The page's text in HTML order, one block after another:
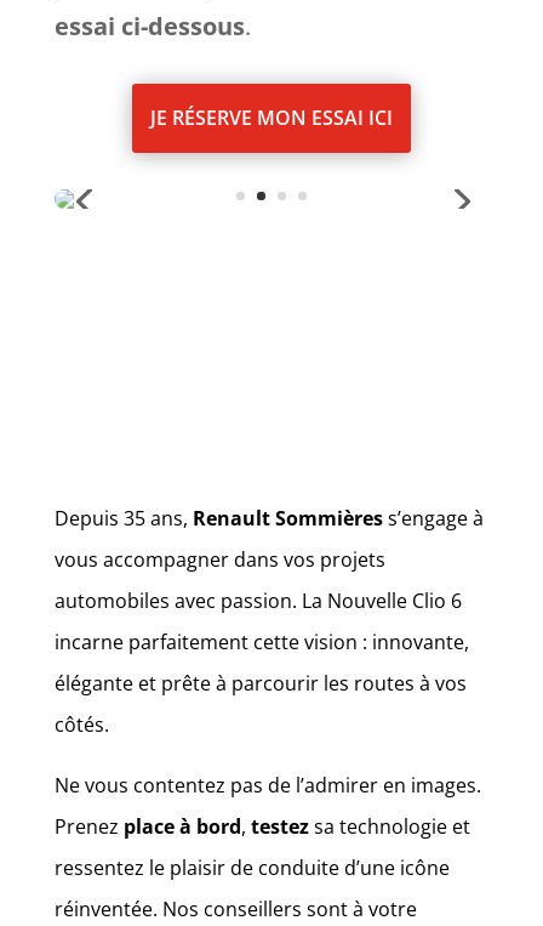
essai ci-dessous.
JE RÉSERVE MON ESSAI ICI
Depuis 35 ans, Renault Sommièress’engage à
vous accompagner dans vos projets
automobiles avec passion. La Nouvelle Clio 6
incarne parfaitement cette vision : innovante,
élégante et prête à parcourir les routes à vos
côtés.
Ne vous contentez pas de l’admirer en images.
Prenez place à bord, testezsa technologie et
ressentez le plaisir de conduite d’une icône
réinventée. Nos conseillers sont à votre